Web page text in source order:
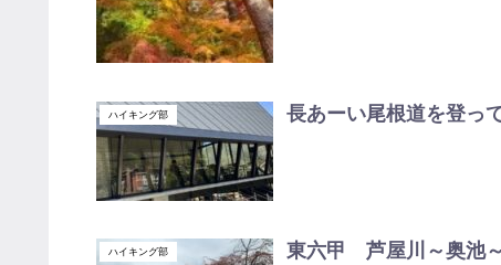
ハイキング部 長あーい尾根道を登っ
ハイキング部 東六甲 芦屋川～奥池